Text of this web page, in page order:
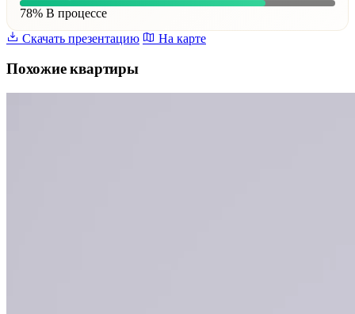
78% В процессе
Скачать презентацию
На карте
Похожие квартиры